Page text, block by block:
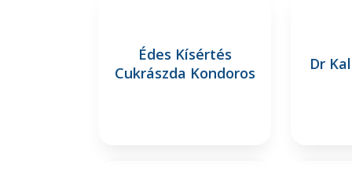
Édes Kísértés
Cukrászda Kondoros
Dr